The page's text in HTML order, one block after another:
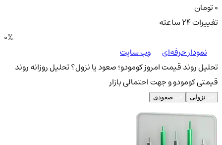
تغییرات ۲۴ ساعته
0%
نمودار حرفه‌ای
وب سایت
تحلیل روند قیمت امروز کومودو؛ صعود یا نزول؟تحلیل روزانه روند
قیمتی کومودو و جهت احتمالی بازار
نزولی صعودی